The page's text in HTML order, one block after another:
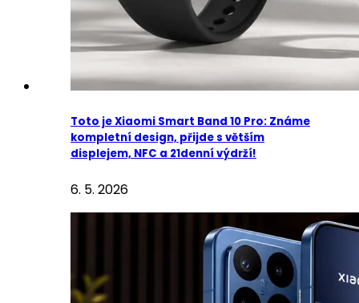
Toto je Xiaomi Smart Band 10 Pro: Známe
kompletní design, přijde s větším
displejem, NFC a 21denní výdrží!
6. 5. 2026